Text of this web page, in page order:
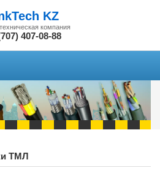
KZ
компания
407-08-88
ТМЛ